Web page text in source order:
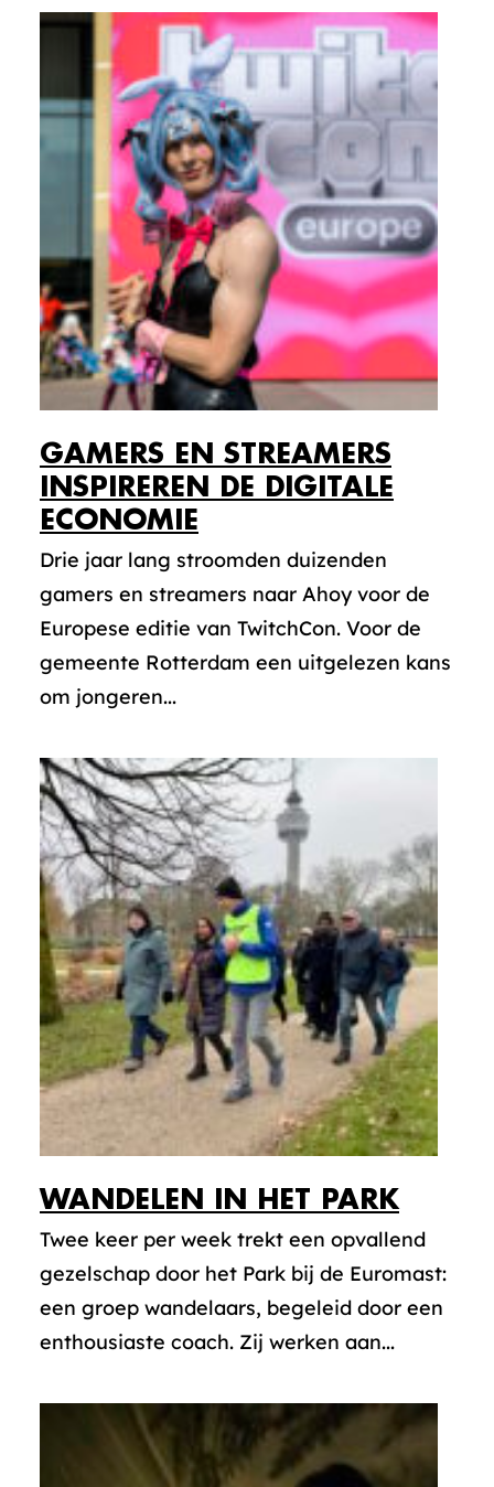
GAMERS EN STREAMERS
INSPIREREN DE DIGITALE
ECONOMIE
Drie jaar lang stroomden duizenden
gamers en streamers naar Ahoy voor de
Europese editie van TwitchCon. Voor de
gemeente Rotterdam een uitgelezen kans
om jongeren...
WANDELEN IN HET PARK
Twee keer per week trekt een opvallend
gezelschap door het Park bij de Euromast:
een groep wandelaars, begeleid door een
enthousiaste coach. Zij werken aan...